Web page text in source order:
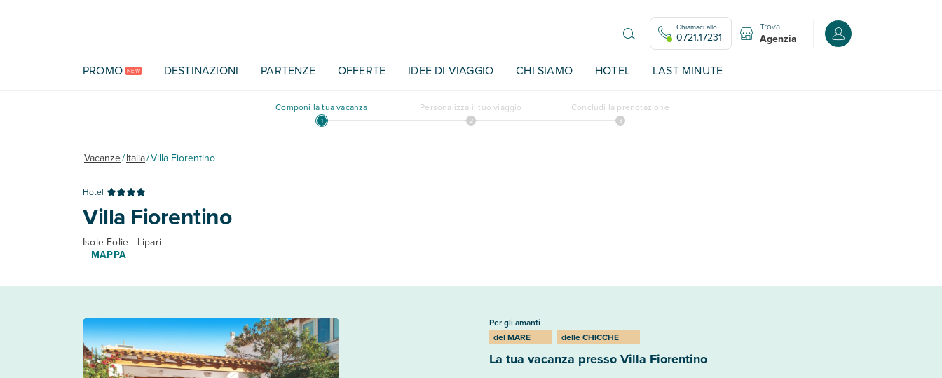
Chiamaci allo
0721.17231
Trova
Agenzia Accedi o registrati
PROMO NEW DESTINAZIONI PARTENZE OFFERTE IDEE DI VIAGGIO CHI SIAMO HOTEL LAST MINUTE
Componi la tua vacanza Personalizza il tuo viaggio Concludi la prenotazione
Vacanze/Italia/Villa Fiorentino
Hotel
Villa Fiorentino
Isole Eolie - Lipari
MAPPA
Per gli amanti
del MARE delleCHICCHE
La tua vacanza presso Villa Fiorentino